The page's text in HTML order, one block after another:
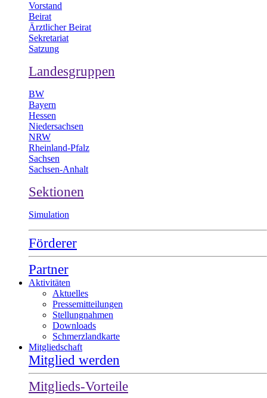
Vorstand
Beirat
Ärztlicher Beirat
Sekretariat
Satzung
Landesgruppen
BW
Bayern
Hessen
Niedersachsen
NRW
Rheinland-Pfalz
Sachsen
Sachsen-Anhalt
Sektionen
Simulation
Förderer
Partner
Aktivitäten
Aktuelles
Pressemitteilungen
Stellungnahmen
Downloads
Schmerzlandkarte
Mitgliedschaft
Mitglied werden
Mitglieds-Vorteile